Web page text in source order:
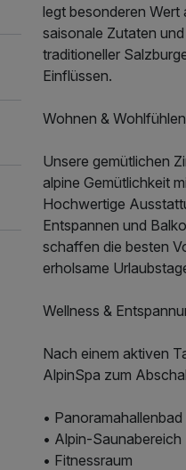
legt besonderen Wert
saisonale Zutaten
traditioneller
Einflüssen.
Wohnen &
Unsere gemütlichen
alpine Gemütlichkeit
Hochwertige
Entspannen und
schaffen die besten
erholsame
Wellness &
Nach einem aktiven
AlpinSpa zum
•
• Alpin-Saunabereich
• Fitnessraum